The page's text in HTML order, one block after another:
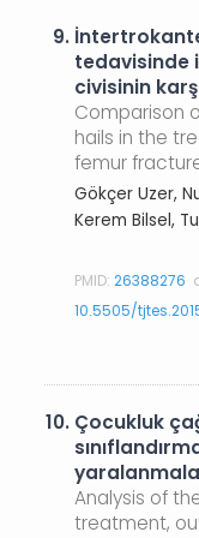
9.
tedavisinde
civisinin
Comparison
hails in the
femur
Gökçer Uzer,
Kerem Bilsel,
PMID:26388276
10.5505/
10. Çocukluk
Analysis of
treatment,